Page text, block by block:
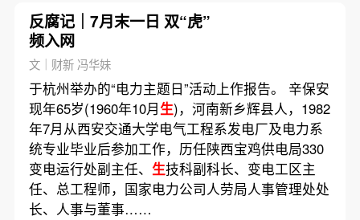
反腐记｜7月末一日 双“虎”
频入网
文｜财新 冯华妹
于杭州举办的“电力主题日”活动上作报告。 辛保安
现年65岁(1960年10月生)，河南新乡辉县人，1982
年7月从西安交通大学电气工程系发电厂及电力系
统专业毕业后参加工作，历任陕西宝鸡供电局330
变电运行处副主任、 生技科副科长、变电工区主
任、总工程师，国家电力公司人劳局人事管理处处
长、人事与董事……